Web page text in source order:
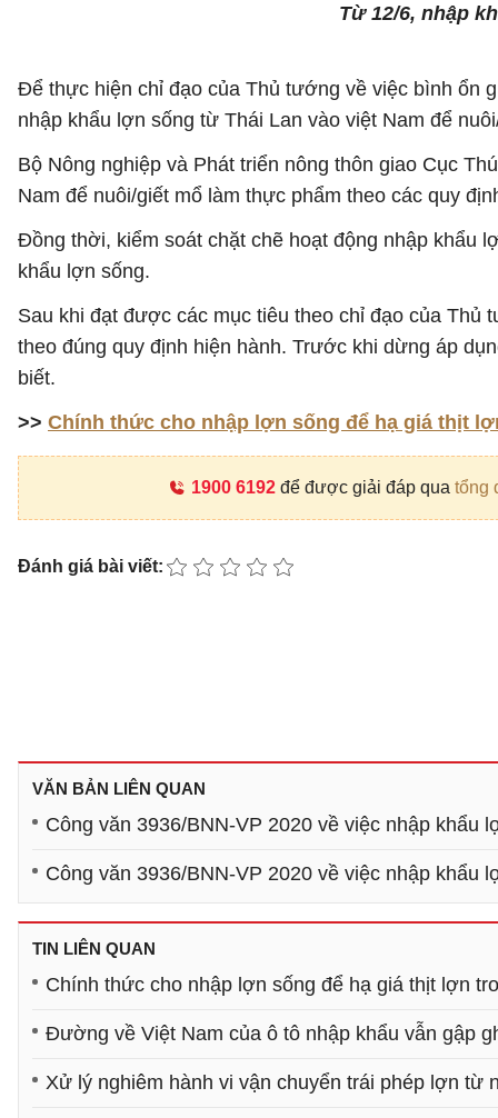
Từ 12/6, nhập
Để thực hiện chỉ đạo của Thủ tướng về việc bình ổn
nhập khẩu lợn sống từ Thái Lan vào việt Nam để
Bộ Nông nghiệp và Phát triển nông thôn giao Cục
Nam để nuôi/giết mổ làm thực phẩm theo các quy
Đồng thời, kiểm soát chặt chẽ hoạt động nhập khẩu
khẩu lợn sống.
Sau khi đạt được các mục tiêu theo chỉ đạo của
theo đúng quy định hiện hành. Trước khi dừng áp
biết.
>> Chính thức cho nhập lợn sống để hạ giá thịt
1900 6192để được giải đáp qua tổng
Đánh giá bài viết:
VĂN BẢN LIÊN QUAN
Công văn 3936/BNN-VP 2020 về việc nhập khẩu
Công văn 3936/BNN-VP 2020 về việc nhập khẩu
TIN LIÊN QUAN
Chính thức cho nhập lợn sống để hạ giá thịt lợn
Đường về Việt Nam của ô tô nhập khẩu vẫn gập
Xử lý nghiêm hành vi vận chuyển trái phép lợn từ